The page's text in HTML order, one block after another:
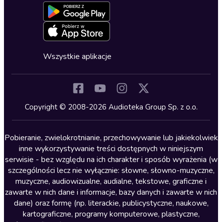
Dla młodzieży
Kryminały
Lektury szkolne
Literatura anglojęzyczna
Literatura faktu
Literatura obyczajowa
Literatura piękna obca
Literatura piękna polska
Deklaracja dostępności
Oferta dla firm i bibliotek
Blog
Zapowiedzi
Cykle audiobooków
Wszystkie aplikacje
Copyright © 2008-2026 Audioteka Group Sp. z o.o.
Pobieranie, zwielokrotnianie, przechowywanie lub jakiekolwiek
inne wykorzystywanie treści dostępnych w niniejszym
serwisie - bez względu na ich charakter i sposób wyrażenia (w
szczególności lecz nie wyłącznie: słowne, słowno-muzyczne,
muzyczne, audiowizualne, audialne, tekstowe, graficzne i
zawarte w nich dane i informacje, bazy danych i zawarte w nich
dane) oraz formę (np. literackie, publicystyczne, naukowe,
kartograficzne, programy komputerowe, plastyczne,